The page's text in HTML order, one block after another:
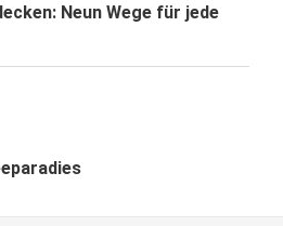
Neun Wege für jede